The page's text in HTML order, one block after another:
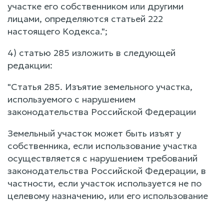
участке его собственником или другими
лицами, определяются статьей 222
настоящего Кодекса.";
4) статью 285 изложить в следующей
редакции:
"Статья 285. Изъятие земельного участка,
используемого с нарушением
законодательства Российской Федерации
Земельный участок может быть изъят у
собственника, если использование участка
осуществляется с нарушением требований
законодательства Российской Федерации, в
частности, если участок используется не по
целевому назначению, или его использование